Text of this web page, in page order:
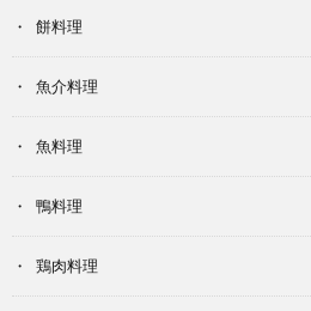
餅料理
魚介料理
魚料理
鴨料理
鶏肉料理